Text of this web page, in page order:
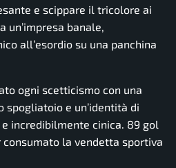
e scippare il tricolore ai
un’impresa banale,
all’esordio su una panchina
ogni scetticismo con una
e un’identità di
incredibilmente cinica. 89 gol
la vendetta sportiva